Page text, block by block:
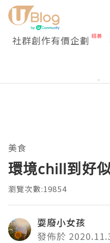
社群創作有價企劃
美食
環境chill到好
瀏覽次數:19854
耍廢小女孩
發佈於